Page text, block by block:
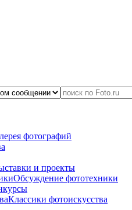
фотографий
и проекты
Обсуждение фототехники
Классики фотоискусства